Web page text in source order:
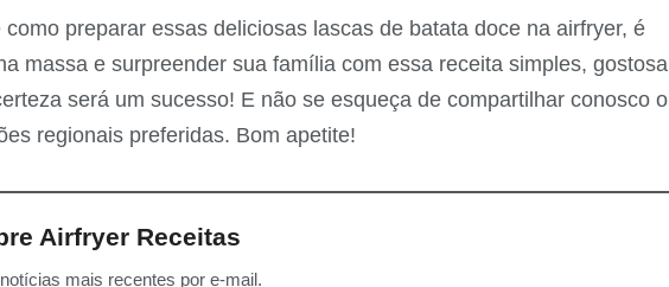
preparar essas deliciosas lascas de batata doce na airfryer, é
massa e surpreender sua família com essa receita simples, gostosa
será um sucesso! E não se esqueça de compartilhar conosco o
regionais preferidas. Bom apetite!
Airfryer Receitas
mais recentes por e-mail.